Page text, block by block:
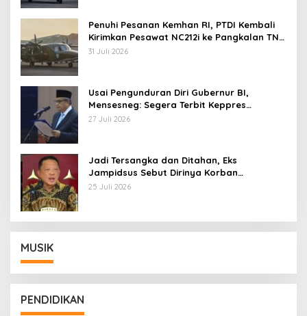
Penuhi Pesanan Kemhan RI, PTDI Kembali
Kirimkan Pesawat NC212i ke Pangkalan TNI
AU
31 Juli 2026
Usai Pengunduran Diri Gubernur BI,
Mensesneg: Segera Terbit Keppres
Pemberhentian dengan Hormat
27 Juli 2026
Jadi Tersangka dan Ditahan, Eks
Jampidsus Sebut Dirinya Korban
Kriminalisasi
25 Juli 2026
MUSIK
PENDIDIKAN